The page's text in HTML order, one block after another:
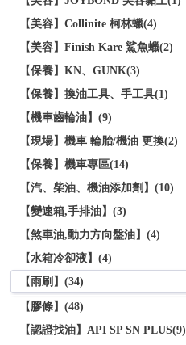
【美容】Collinite 柯林蠟(4)
【美容】Finish Kare 鯊魚蠟(2)
【保養】KN、GUNK(3)
【保養】換油工具、手工具(1)
【機車齒輪油】(9)
【現場】機車 輪胎/機油 更換(2)
【保養】機車專區(14)
【汽、柴油、機油添加劑】(10)
【變速箱,手排油】(3)
【煞車油,動力方向盤油】(4)
【水箱冷卻液】(4)
【雨刷】(34)
【膠條】(48)
【認證找油】API SP SN PLUS(9)